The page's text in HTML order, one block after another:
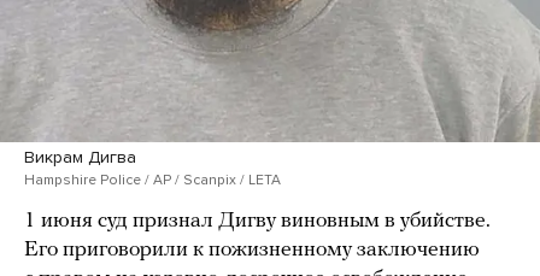
Викрам Дигва
Hampshire Police / AP / Scanpix / LETA
1 июня суд признал Дигву виновным в убийстве.
Его приговорили к пожизненному заключению